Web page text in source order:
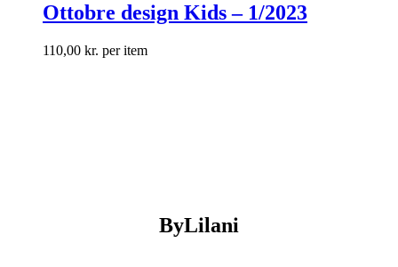
Ottobre design Kids – 1/2023
110,00 kr. per item
ByLilani